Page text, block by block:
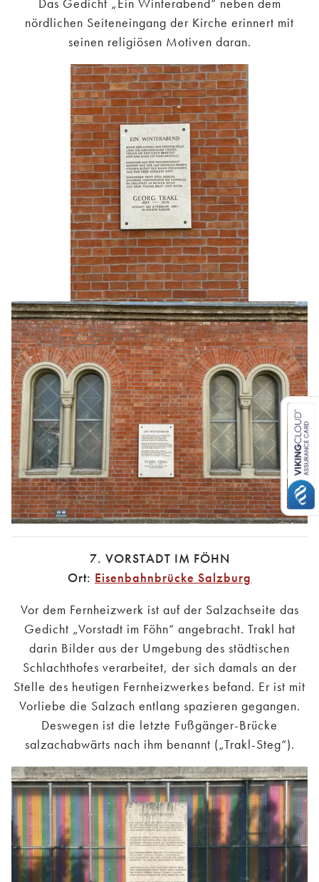
nördlichen Seiteneingang der Kirche erinnert mit
seinen religiösen Motiven daran.
7. VORSTADT IM FÖHN
Ort: Eisenbahnbrücke Salzburg
Vor dem Fernheizwerk ist auf der Salzachseite das
Gedicht „Vorstadt im Föhn“ angebracht. Trakl hat
darin Bilder aus der Umgebung des städtischen
Schlachthofes verarbeitet, der sich damals an der
Stelle des heutigen Fernheizwerkes befand. Er ist mit
Vorliebe die Salzach entlang spazieren gegangen.
Deswegen ist die letzte Fußgänger-Brücke
salzachabwärts nach ihm benannt („Trakl-Steg“).